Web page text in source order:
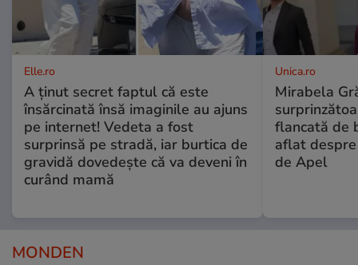
Elle.ro
A ținut secret faptul că este
însărcinată însă imaginile au ajuns
pe internet! Vedeta a fost
surprinsă pe stradă, iar burtica de
gravidă dovedește că va deveni în
curând mamă
Unica.ro
Mirabela
flancată de
aflat
de Apel
MONDEN